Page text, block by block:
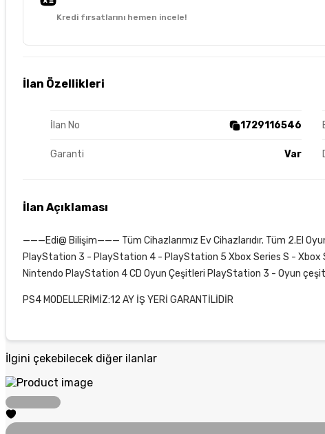
Kredi fırsatlarını hemen incele!
İlan Özellikleri
İlan No 1729116546
Garanti Var
İlan Açıklaması
———Edi@ Bilişim——— Tüm Cihazlarımız Ev Cihazlarıdır. Tüm 2.El
PlayStation 3 - PlayStation 4 - PlayStation 5 Xbox Series S - Xbox
Nintendo PlayStation 4 CD Oyun Çeşitleri PlayStation 3 - Oyun
PS4 MODELLERİMİZ:12 AY İŞ YERİ GARANTİLİDİR
İlgini çekebilecek diğer ilanlar